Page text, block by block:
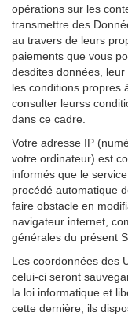
opérations sur les
transmettre des
au travers de leurs
paiements que vous
desdites données,
les conditions propres
consulter leurss
dans ce cadre.
Votre adresse IP
votre ordinateur) est
informés que le
procédé automatique
faire obstacle en
navigateur internet,
générales du présent
Les coordonnées des
celui-ci seront
la loi informatique et
cette dernière, ils